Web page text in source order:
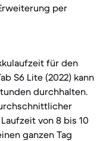
per
für den
S6 Lite (2022) kann
durchhalten.
von 8 bis 10
ganzen Tag